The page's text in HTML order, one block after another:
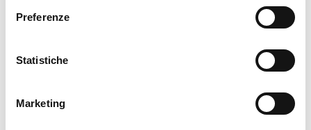
Preferenze
Statistiche
Marketing
You might also be interested in